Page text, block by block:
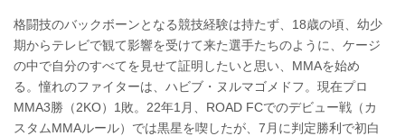
格闘技のバックボーンとなる競技経験は持たず、18歳の頃、幼少
期からテレビで観て影響を受けて来た選手たちのように、ケージ
の中で自分のすべてを見せて証明したいと思い、MMAを始め
る。憧れのファイターは、ハビブ・ヌルマゴメドフ。現在プロ
MMA3勝（2KO）1敗。22年1月、ROAD FCでのデビュー戦（カ
スタムMMAルール）では黒星を喫したが、7月に判定勝利で初白